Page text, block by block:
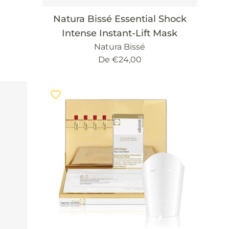
Natura Bissé Essential Shock
Intense Instant-Lift Mask
Natura Bissé
De €24,00